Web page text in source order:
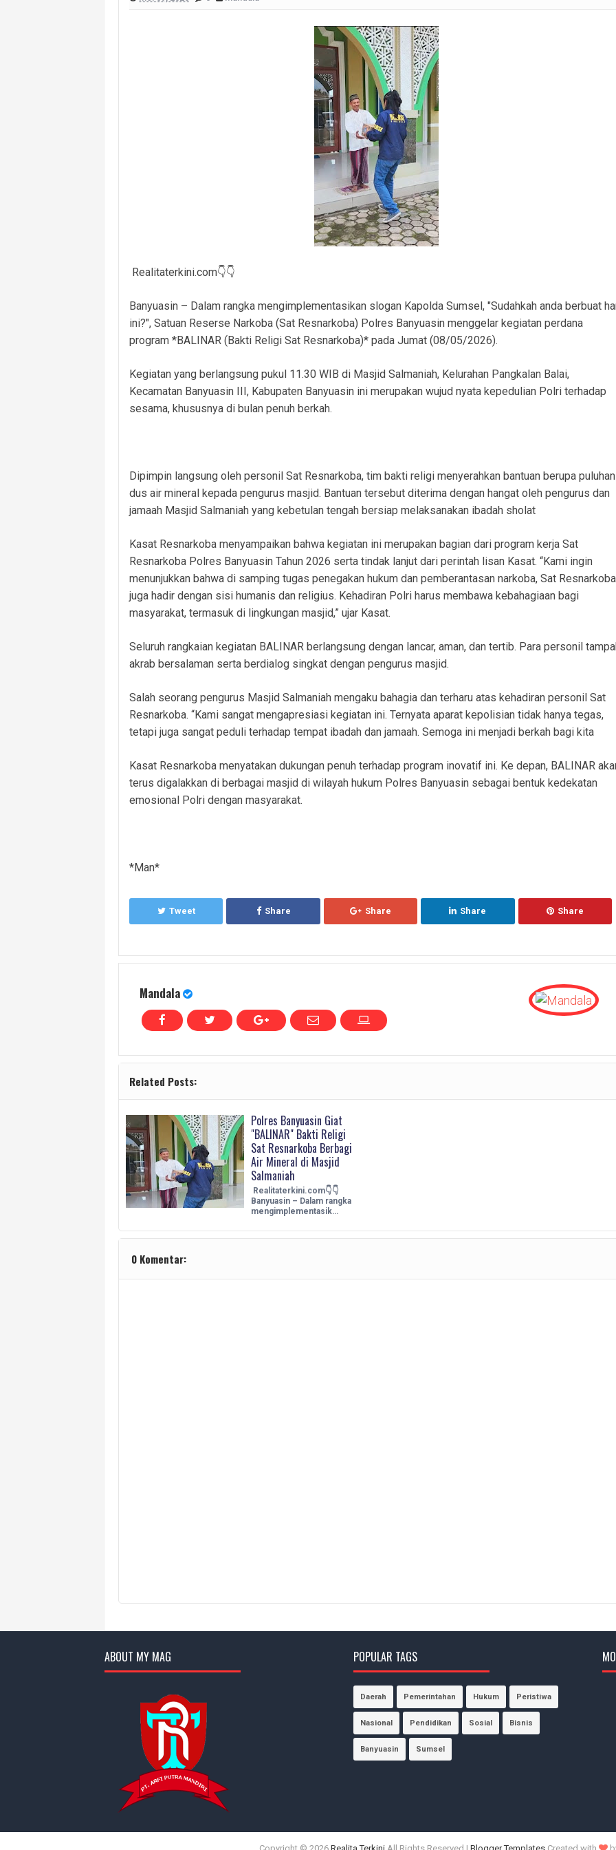
Cegah Kejahatan 3C dan Kecelakaan, Satlantas Polres PALI Gelar Patroli Subuh di Kawasan Masjid Syuhada
Cegah Kejahatan Malam Hari, Polsek Penukal Utara Intensifkan Patroli KRYD Sasar Potensi Gangguan Kamtibmas
Polsek Banyuasin II Berhasil Ungkap Pencurian Perangkat BTS di Banyuasin II, Tiga Terduga Pelaku Diamankan
Polres PALI Amankan Terduga Pengedar Ekstasi di Abab, Barang Bukti Disembunyikan di Panci Presto
Keributan Berujung Maut, Polisi Ungkap Kronologi Penusukan di Depan Pasar Turunan Gajah PALI
Polsek Betung Amankan Terduga Pelaku Pencurian Dua Unit Telepon Genggam.
Realitaterkini.com👇👇
Banyuasin – Dalam rangka mengimplementasikan slogan Kapolda Sumsel, "Sudahkah anda berbuat
ini?", Satuan Reserse Narkoba (Sat Resnarkoba) Polres Banyuasin menggelar kegiatan perdana
program *BALINAR (Bakti Religi Sat Resnarkoba)* pada Jumat (08/05/2026).
Kegiatan yang berlangsung pukul 11.30 WIB di Masjid Salmaniah, Kelurahan Pangkalan Balai,
Kecamatan Banyuasin III, Kabupaten Banyuasin ini merupakan wujud nyata kepedulian Polri terhadap
sesama, khususnya di bulan penuh berkah.
Dipimpin langsung oleh personil Sat Resnarkoba, tim bakti religi menyerahkan bantuan berupa puluhan
dus air mineral kepada pengurus masjid. Bantuan tersebut diterima dengan hangat oleh pengurus dan
jamaah Masjid Salmaniah yang kebetulan tengah bersiap melaksanakan ibadah sholat
Kasat Resnarkoba menyampaikan bahwa kegiatan ini merupakan bagian dari program kerja Sat
Resnarkoba Polres Banyuasin Tahun 2026 serta tindak lanjut dari perintah lisan Kasat. “Kami ingin
menunjukkan bahwa di samping tugas penegakan hukum dan pemberantasan narkoba, Sat Resnarkoba
juga hadir dengan sisi humanis dan religius. Kehadiran Polri harus membawa kebahagiaan bagi
masyarakat, termasuk di lingkungan masjid,” ujar Kasat.
Seluruh rangkaian kegiatan BALINAR berlangsung dengan lancar, aman, dan tertib. Para personil
akrab bersalaman serta berdialog singkat dengan pengurus masjid.
Salah seorang pengurus Masjid Salmaniah mengaku bahagia dan terharu atas kehadiran personil Sat
Resnarkoba. “Kami sangat mengapresiasi kegiatan ini. Ternyata aparat kepolisian tidak hanya tegas,
tetapi juga sangat peduli terhadap tempat ibadah dan jamaah. Semoga ini menjadi berkah bagi kita
Kasat Resnarkoba menyatakan dukungan penuh terhadap program inovatif ini. Ke depan, BALINAR
terus digalakkan di berbagai masjid di wilayah hukum Polres Banyuasin sebagai bentuk kedekatan
emosional Polri dengan masyarakat.
*Man*
Tweet Share Share Share Share
Mandala
Related Posts:
Polres Banyuasin Giat
"BALINAR" Bakti Religi
Sat Resnarkoba Berbagi
Air Mineral di Masjid
Salmaniah
Realitaterkini.com👇👇
Banyuasin – Dalam rangka
mengimplementasik…
0 Komentar:
ABOUT MY MAG POPULAR TAGS
Daerah Pemerintahan Hukum Peristiwa
Nasional Pendidikan Sosial Bisnis
Banyuasin Sumsel